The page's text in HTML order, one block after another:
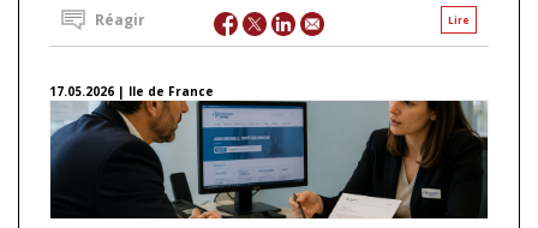
Lire
Réagir
17.05.2026 | Ile de France